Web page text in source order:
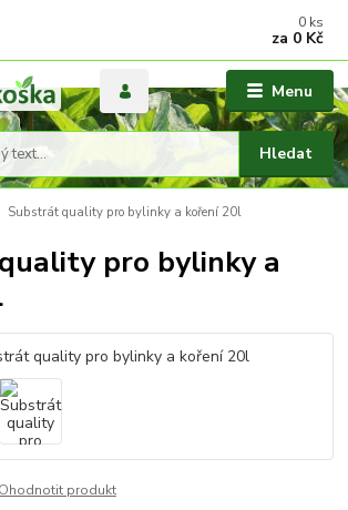
Menu
Hledat
0 ks
za 0 Kč
Substrát quality pro bylinky a koření 20l
pro bylinky a
Ohodnotit produkt